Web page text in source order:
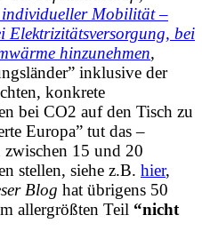
individueller Mobilität –
Elektrizitätsversorgung, bei
hinzunehmen,
inklusive der
konkrete
bei CO2 auf den Tisch zu
Europa” tut das –
zwischen 15 und 20
stellen, siehe z.B. hier,
Blog hat übrigens 50
allergrößten Teil “nicht